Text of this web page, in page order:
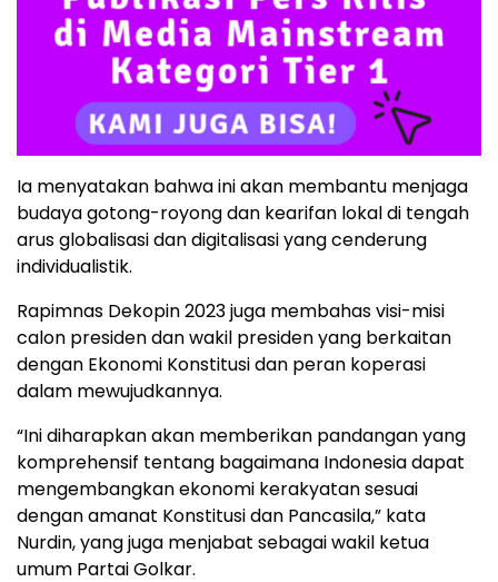
Ia menyatakan bahwa ini akan membantu menjaga
budaya gotong-royong dan kearifan lokal di tengah
arus globalisasi dan digitalisasi yang cenderung
individualistik.
Rapimnas Dekopin 2023 juga membahas visi-misi
calon presiden dan wakil presiden yang berkaitan
dengan Ekonomi Konstitusi dan peran koperasi
dalam mewujudkannya.
“Ini diharapkan akan memberikan pandangan yang
komprehensif tentang bagaimana Indonesia dapat
mengembangkan ekonomi kerakyatan sesuai
dengan amanat Konstitusi dan Pancasila,” kata
Nurdin, yang juga menjabat sebagai wakil ketua
umum Partai Golkar.